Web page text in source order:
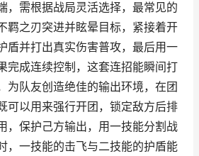
，需根据战局灵活选择，最常见的
羁之刃突进并眩晕目标，紧接着开
盾并打出真实伤害普攻，最后用一
完成连续控制，这套连招能瞬间打
为队友创造绝佳的输出环境，在团
可以用来强行开团，锁定敌方后排
，保护己方输出，用一技能分割战
，一技能的击飞与二技能的护盾能